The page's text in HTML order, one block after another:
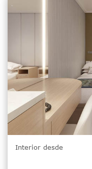
Interior desde